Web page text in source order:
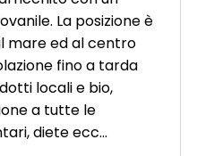
La posizione è
mare ed al centro
fino a tarda
locali e bio,
a tutte le
diete ecc…